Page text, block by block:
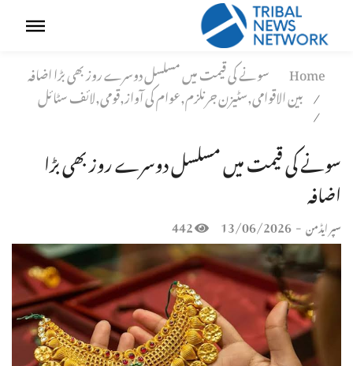
سونے کی قیمت میں مسلسل دوسرے روز بھی بڑا اضافہ Home
/ بین الاقوامی,سٹیزن جرنلزم,عوام کی آواز,قومی,لائف سٹائل
/
سونے کی قیمت میں مسلسل دوسرے روز بھی بڑا
اضافہ
سپر ایڈمن -
13/06/2026